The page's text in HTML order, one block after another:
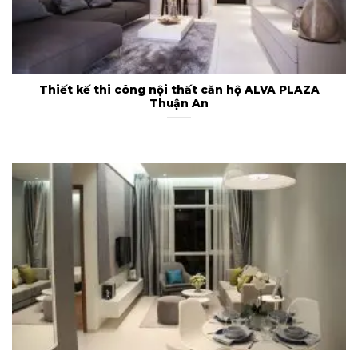
Thiết kế thi công nội thất căn hộ ALVA PLAZA
Thuận An